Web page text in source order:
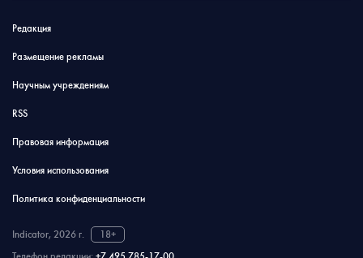
Редакция
Размещение рекламы
Научным учреждениям
RSS
Правовая информация
Условия использования
Политика конфиденциальности
Indicator, 2026 г.
18+